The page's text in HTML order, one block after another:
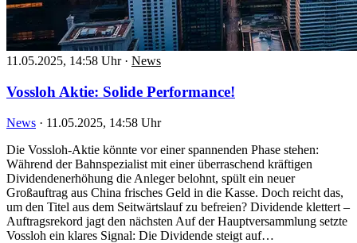
11.05.2025, 14:58 Uhr · News
Vossloh Aktie: Solide Performance!
News · 11.05.2025, 14:58 Uhr
Die Vossloh-Aktie könnte vor einer spannenden Phase stehen:
Während der Bahnspezialist mit einer überraschend kräftigen
Dividendenerhöhung die Anleger belohnt, spült ein neuer
Großauftrag aus China frisches Geld in die Kasse. Doch reicht das,
um den Titel aus dem Seitwärtslauf zu befreien? Dividende klettert –
Auftragsrekord jagt den nächsten Auf der Hauptversammlung setzte
Vossloh ein klares Signal: Die Dividende steigt auf…